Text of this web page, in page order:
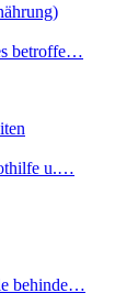
betroffe…
u.…
behinde…